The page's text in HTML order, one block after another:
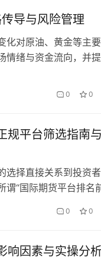
导与风险管理
化对原油、黄金等主
情绪与资金流向，并提
0 0
规平台筛选指南
选择直接关系到投资
谓“国际期货平台排名
排名参考维度，助力
0 0
响因素与实操分